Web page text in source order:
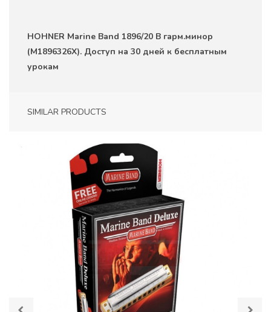
HOHNER Marine Band 1896/20 B гарм.минор
(M1896326X). Доступ на 30 дней к бесплатным
урокам
SIMILAR PRODUCTS